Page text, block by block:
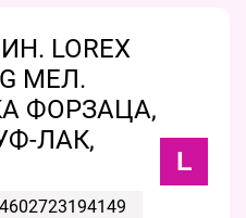
LOREX
МЕЛ.
ФОРЗАЦА,
ЛАК,
L